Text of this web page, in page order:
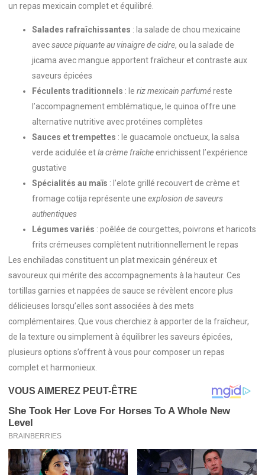
un repas mexicain complet et équilibré.
Salades rafraîchissantes : la salade de chou mexicaine
avecsauce piquante au vinaigre de cidre, ou la salade de
jicama avec mangue apportent fraîcheur et contraste aux
saveurs épicées
Féculents traditionnels : le riz mexicain parfuméreste
l’accompagnement emblématique, le quinoa offre une
alternative nutritive avec protéines complètes
Sauces et trempettes : le guacamole onctueux, la salsa
verde acidulée etla crème fraîcheenrichissent l’expérience
gustative
Spécialités au maïs : l’elote grillé recouvert de crème et
fromage cotija représente une explosion de saveurs
authentiques
Légumes variés : poêlée de courgettes, poivrons et haricots
frits crémeuses complètent nutritionnellement le repas
Les enchiladas constituent un plat mexicain généreux et
savoureux qui mérite des accompagnements à la hauteur. Ces
tortillas garnies et nappées de sauce se révèlent encore plus
délicieuses lorsqu’elles sont associées à des mets
complémentaires. Que vous cherchiez à apporter de la fraîcheur,
de la texture ou simplement à équilibrer les saveurs épicées,
plusieurs options s’offrent à vous pour composer un repas
complet et harmonieux.